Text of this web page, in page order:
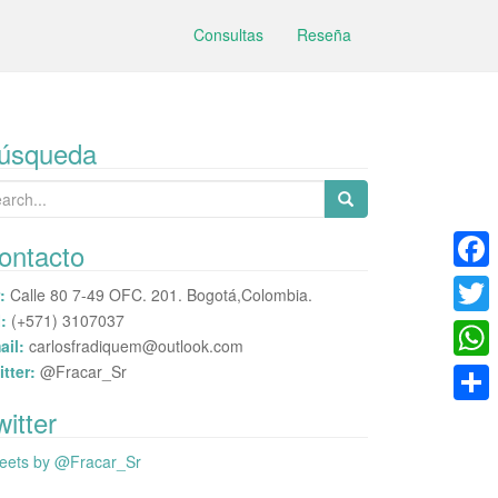
Consultas Reseña
Calle 80 7-49 OFC. 201. Bogotá,Colombia.
(+571) 3107037
carlosfradiquem@outlook.com
@Fracar_Sr
by @Fracar_Sr
F
a
c
e
T
w
i
W